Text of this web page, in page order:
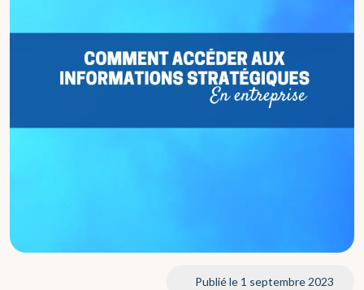
Publié le 1 septembre 2023